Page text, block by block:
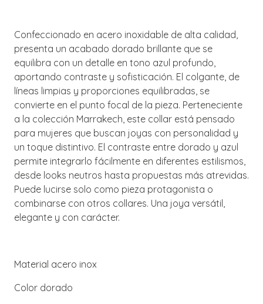
Confeccionado en acero inoxidable de alta calidad,
presenta un acabado dorado brillante que se
equilibra con un detalle en tono azul profundo,
aportando contraste y sofisticación. El colgante, de
líneas limpias y proporciones equilibradas, se
convierte en el punto focal de la pieza. Perteneciente
a la colección Marrakech, este collar está pensado
para mujeres que buscan joyas con personalidad y
un toque distintivo. El contraste entre dorado y azul
permite integrarlo fácilmente en diferentes estilismos,
desde looks neutros hasta propuestas más atrevidas.
Puede lucirse solo como pieza protagonista o
combinarse con otros collares. Una joya versátil,
elegante y con carácter.
Material acero inox
Color dorado